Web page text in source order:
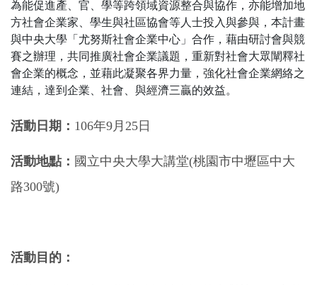
為能促進產、官、學等跨領域資源整合與協作，亦能增加地
方社會企業家、學生與社區協會等人士投入與參與，本計畫
與中央大學「尤努斯社會企業中心」合作，藉由研討會與競
賽之辦理，共同推廣社會企業議題，重新對社會大眾闡釋社
會企業的概念，並藉此凝聚各界力量，強化社會企業網絡之
連結，達到企業、社會、與經濟三贏的效益。
活動日期： 106年9月25日
活動地點： 國立中央大學大講堂(桃園市中壢區中大
路300號)
活動目的：